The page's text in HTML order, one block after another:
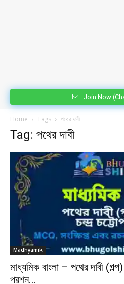
Join Now
Home Tags পথের দাবী
Tag: পথের দাবী
Madhyamik
মাধ্যমিক বাংলা – পথের দাবী
প্রশ্ন...